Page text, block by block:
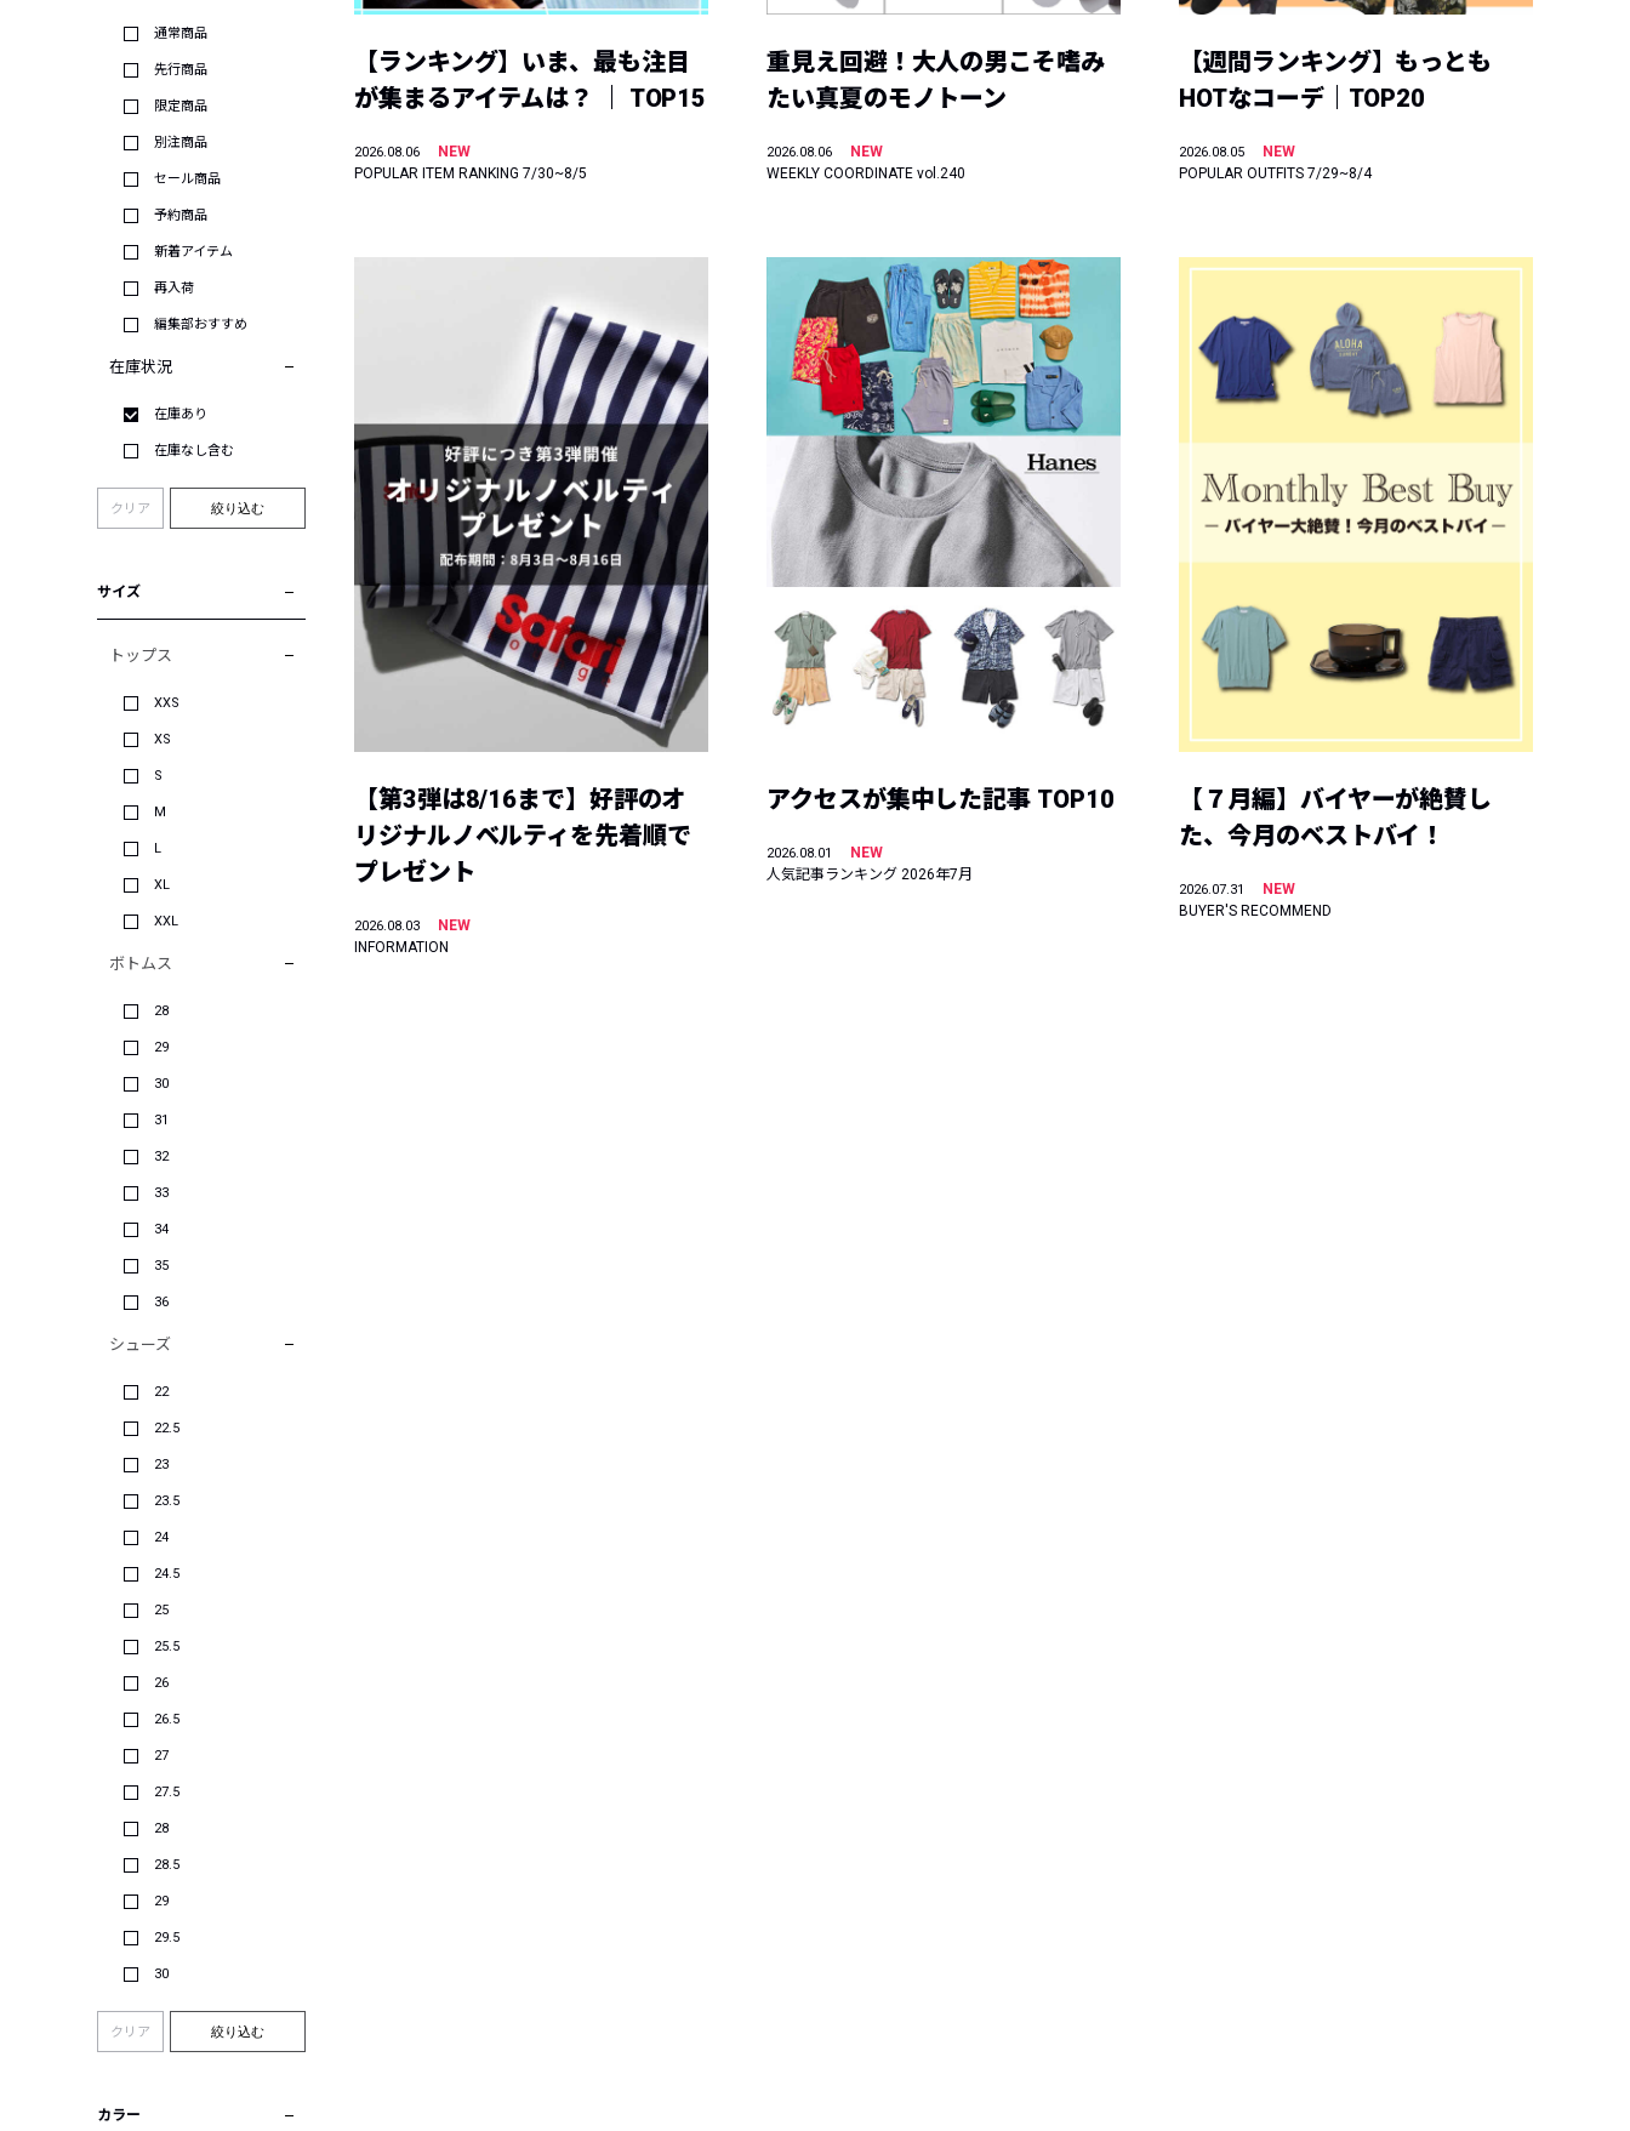
通常商品
先行商品
限定商品
別注商品
セール商品
予約商品
新着アイテム
再入荷
編集部おすすめ
在庫状況
在庫あり
在庫なし含む
クリア 絞り込む
サイズ
トップス
XXS
XS
S
M
L
XL
XXL
ボトムス
28
29
30
31
32
33
34
35
36
シューズ
22
22.5
23
23.5
24
24.5
25
25.5
26
26.5
27
27.5
28
28.5
29
29.5
30
クリア 絞り込む
カラー
【ランキング】いま、最も注目
が集まるアイテムは？ ｜ TOP15
2026.08.06
NEW
POPULAR ITEM RANKING 7/30~8/5
重見え回避！大人の男こそ嗜み
たい真夏のモノトーン
2026.08.06
NEW
WEEKLY COORDINATE vol.240
【週間ランキング】もっとも
HOTなコーデ｜TOP20
2026.08.05
NEW
POPULAR OUTFITS 7/29~8/4
【第3弾は8/16まで】好評のオ
リジナルノベルティを先着順で
プレゼント
2026.08.03
NEW
INFORMATION
アクセスが集中した記事 TOP10
2026.08.01
NEW
人気記事ランキング 2026年7月
【７月編】バイヤーが絶賛し
た、今月のベストバイ！
2026.07.31
NEW
BUYER'S RECOMMEND